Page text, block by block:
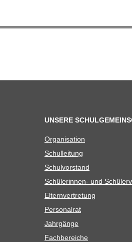
UNSERE
Orga­ni­sa­tion
Schul­lei­tung
Schul­vor­stand
Schü­le­rin­nen- und
Eltern­ver­tre­tung
Per­so­nal­rat
Jahr­gänge
Fach­be­rei­che